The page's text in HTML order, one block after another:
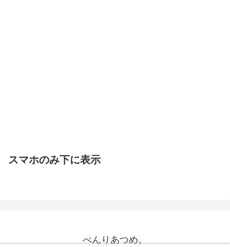
スマホのみ下に表示
べんりあつめ。